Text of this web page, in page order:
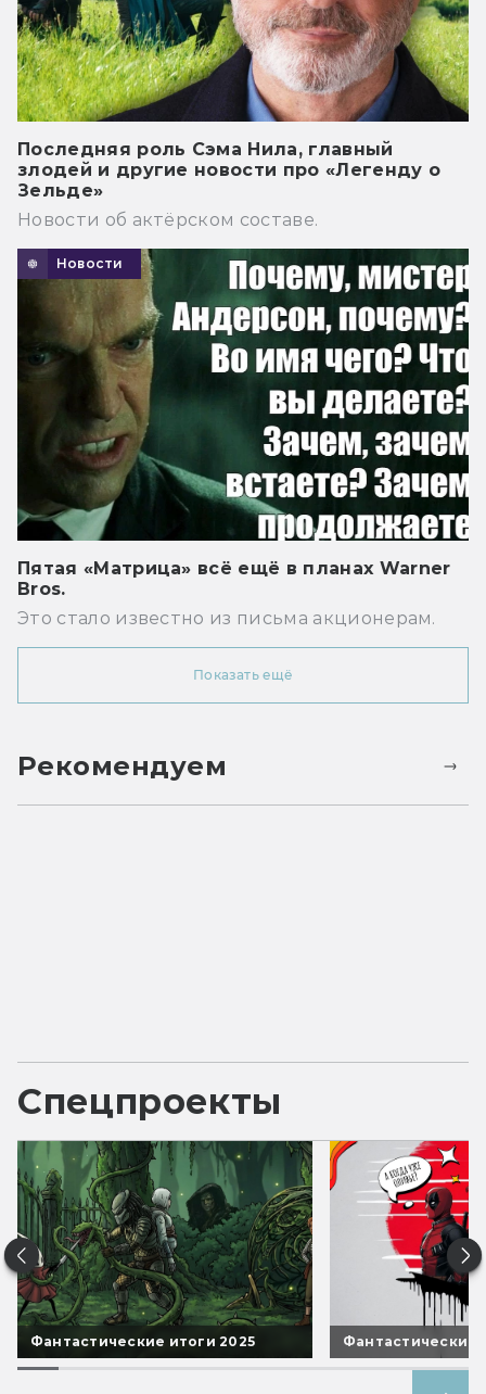
Последняя роль Сэма Нила, главный
злодей и другие новости про «Легенду о
Зельде»
Новости об актёрском составе.
Новости
Пятая «Матрица» всё ещё в планах Warner
Bros.
Это стало известно из письма акционерам.
Показать ещё
Рекомендуем
Спецпроекты
Фантастические итоги 2025 Фантастические